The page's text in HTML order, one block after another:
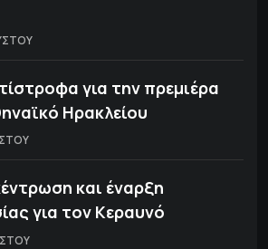
για την πρεμιέρα
Ηρακλείου
και έναρξη
για τον Κεραυνό